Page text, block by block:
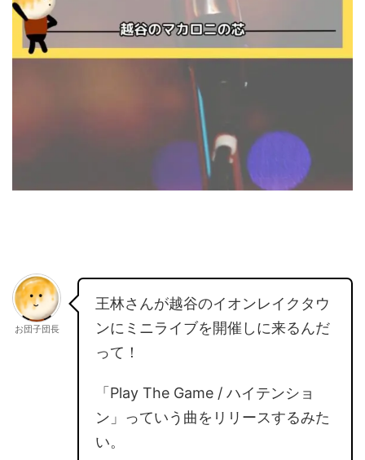
お団子団長
王林さんが越谷のイオンレイクタウ
ンにミニライブを開催しに来るんだ
って！
「Play The Game / ハイテンショ
ン」っていう曲をリリースするみた
い。